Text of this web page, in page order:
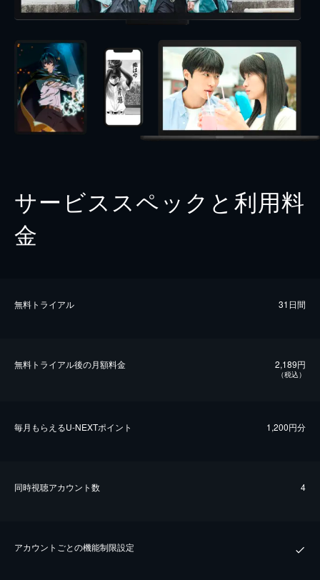
サービススペックと利用料
金
無料トライアル 31日間
無料トライアル後の⽉額料金 2,189円
（税込）
毎⽉もらえるU-NEXTポイント 1,200円分
同時視聴アカウント数 4
アカウントごとの機能制限設定